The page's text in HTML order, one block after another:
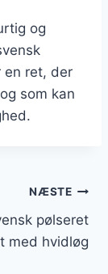
og
en ret, der
som kan
NÆSTE
pølseret
med hvidløg